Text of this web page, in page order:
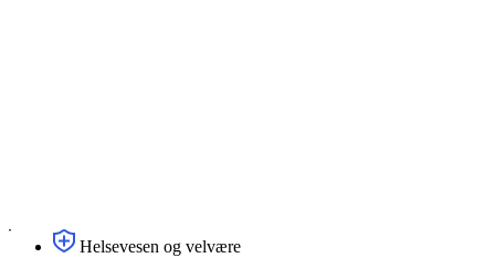
Helsevesen og velvære